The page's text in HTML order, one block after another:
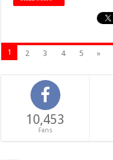
1 2 3 4 5 »
10,453
Fans